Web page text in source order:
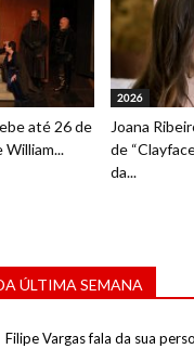
até 26 de
William...
2026
Joana
de
da...
ÚLTIMA SEMANA
Filipe Vargas fala da sua